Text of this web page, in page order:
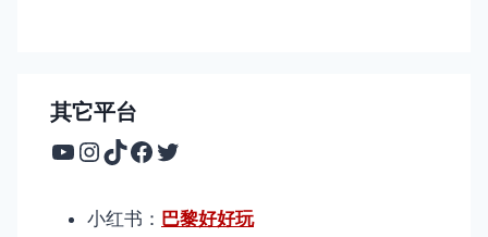
其它平台
YouTube
Instagram
TikTok
Facebook
Twitter
小红书： 巴黎好好玩